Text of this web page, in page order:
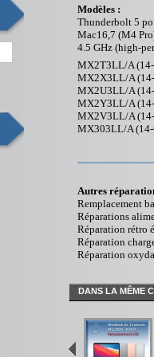
Modèles :
Thunderbolt 5
Mac16,7 (M4
4.5 GHz (high-
MX2T3LL/A (14-
MX2X3LL/A (14-
MX2U3LL/A
MX2Y3LL/A (14-
MX2V3LL/A
MX303LL/A (14-
Autres
Remplacement
Réparations
Réparation rétro
Réparation
Réparation
DANS LA MÊME